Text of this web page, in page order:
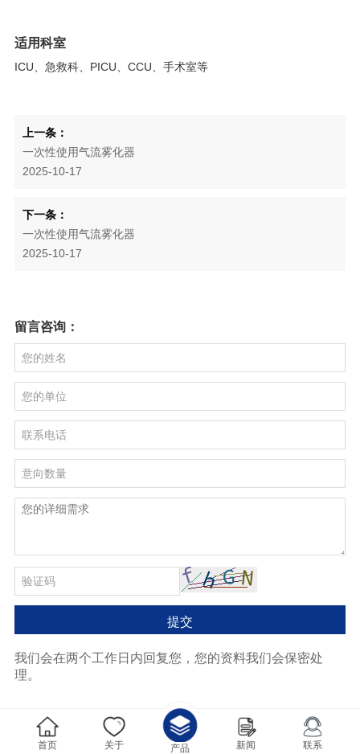
适用科室
ICU、急救科、PICU、CCU、手术室等
上一条：
一次性使用气流雾化器
2025-10-17
下一条：
一次性使用气流雾化器
2025-10-17
留言咨询：
提交
我们会在两个工作日内回复您，您的资料我们会保密处
理。
首页 关于 产品 新闻 联系